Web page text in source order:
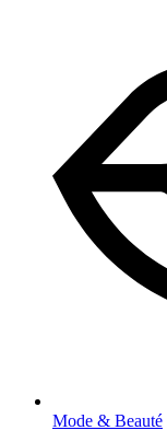
Mode & Beauté